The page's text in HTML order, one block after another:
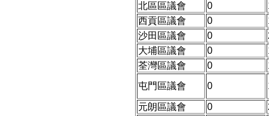
北區區議會
0
西貢區議會
0
沙田區議會
0
大埔區議會
0
荃灣區議會
0
屯門區議會
0
元朗區議會 0